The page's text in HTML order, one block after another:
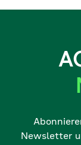
Newsletter